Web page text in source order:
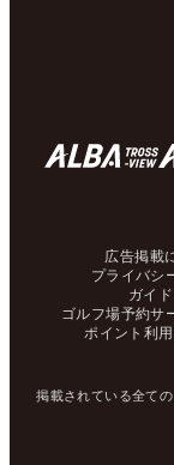
広告掲載
プライバシ
ガイ
ゴルフ場予約サ
ポイント利
掲載されている全て